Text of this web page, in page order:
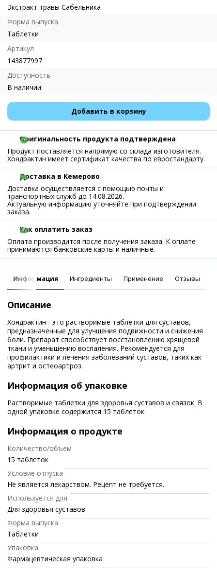
Экстракт травы Сабельника
Форма выпуска
Таблетки
Артикул
143877997
Доступность
В наличии
Добавить в корзину
Оригинальность продукта подтверждена
Продукт поставляется напрямую со склада изготовителя.
Хондрактин имеет сертификат качества по евростандарту.
Доставка в Кемерово
Доставка осуществляется с помощью почты и
транспортных служб до 14.08.2026.
Актуальную информацию уточняйте при подтверждении
заказа.
Как оплатить заказ
Оплата производится после получения заказа. К оплате
принимаются банковские карты и наличные.
Информация Ингредиенты Применение Отзывы
Описание
Хондрактин - это растворимые таблетки для суставов,
предназначенные для улучшения подвижности и снижения
боли. Препарат способствует восстановлению хрящевой
ткани и уменьшению воспаления. Рекомендуется для
профилактики и лечения заболеваний суставов, таких как
артрит и остеоартроз.
Информация об упаковке
Растворимые таблетки для здоровья суставов и связок. В
одной упаковке содержится 15 таблеток.
Информация о продукте
Количество/объем
15 таблеток
Условие отпуска
Не является лекарством. Рецепт не требуется.
Используется для
Для здоровья суставов
Форма выпуска
Таблетки
Упаковка
Фармацевтическая упаковка